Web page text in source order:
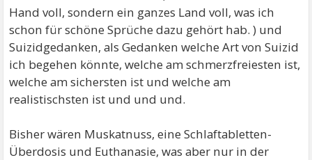
Hand voll, sondern ein ganzes Land voll, was ich
schon für schöne Sprüche dazu gehört hab. ) und
Suizidgedanken, als Gedanken welche Art von Suizid
ich begehen könnte, welche am schmerzfreiesten ist,
welche am sichersten ist und welche am
realistischsten ist und und und.
Bisher wären Muskatnuss, eine Schlaftabletten-
Überdosis und Euthanasie, was aber nur in der